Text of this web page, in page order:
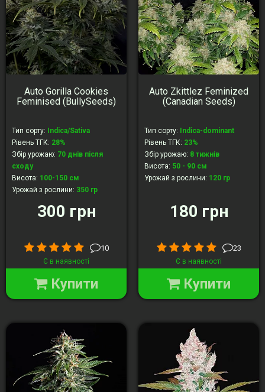
Auto Gorilla Cookies
Feminised (BullySeeds)
Тип сорту:
Indica/Sativa
Рівень ТГК: 28%
Збір урожаю: 70 днів після
сходу
Висота: 100-150 см
Урожай з рослини: 350 гр
300 грн
10
Є в наявності
Купити
Auto Zkittlez Feminized
(Canadian Seeds)
Тип сорту:
Indica-dominant
Рівень ТГК: 23%
Збір урожаю: 8 тижнів
Висота: 50 - 90 см
Урожай з рослини: 120 гр
180 грн
23
Є в наявності
Купити